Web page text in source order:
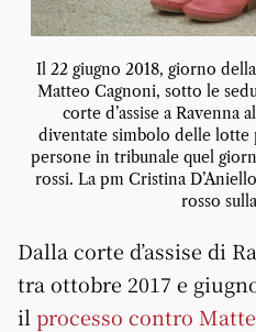
Il 22 giugno 2018, giorno
Matteo Cagnoni, sotto le
corte d’assise a Ravenna
diventate simbolo delle lotte
persone in tribunale quel
rossi. La pm Cristina
rosso
Dalla corte d’assise di
tra ottobre 2017 e
il processo contro